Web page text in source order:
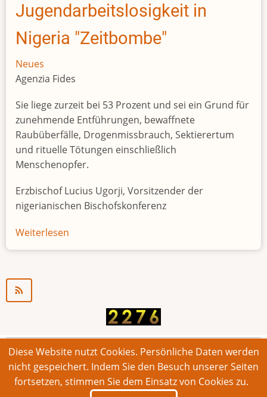
Jugendarbeitslosigkeit in
Nigeria "Zeitbombe"
Neues
Agenzia Fides
Sie liege zurzeit bei 53 Prozent und sei ein Grund für
zunehmende Entführungen, bewaffnete
Raubüberfälle, Drogenmissbrauch, Sektierertum
und rituelle Tötungen einschließlich
Menschenopfer.
Erzbischof Lucius Ugorji, Vorsitzender der
nigerianischen Bischofskonferenz
Weiterlesen
Jugendarbeitslosigkeit
© 2026 Bonner Aufruf. Alle Rechte vorbehalten.
Footer
Impressum Kontakt Intern
Diese Website nutzt Cookies. Persönliche Daten werden
nicht gespeichert. Indem Sie den Besuch unserer Seiten
fortsetzen, stimmen Sie dem Einsatz von Cookies zu.